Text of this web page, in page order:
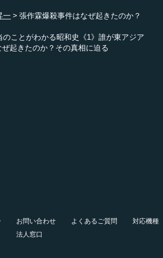
一
張作霖爆殺事件はなぜ起きたのか？
のことがわかる昭和史《1》誰が東アジア
起きたのか？その真相に迫る
お問い合わせ よくあるご質問
対応機種
法人窓口